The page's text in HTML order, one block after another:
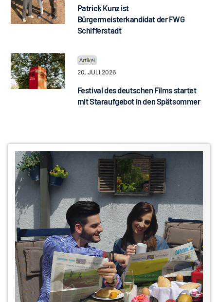
Patrick Kunz ist
Bürgermeisterkandidat der FWG
Schifferstadt
20. JULI 2026
Festival des deutschen Films startet
mit Staraufgebot in den Spätsommer